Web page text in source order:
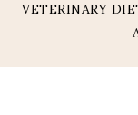
VETERINARY